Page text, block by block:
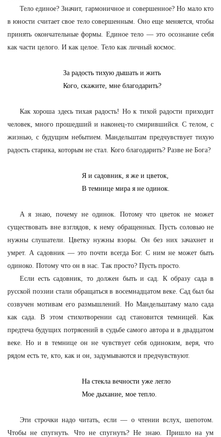
Тело единое? Значит, гармоничное и совершенное? Но мало кто
в юности считает свое тело совершенным. Оно еще меняется, чтобы
принять окончательные формы. Единое тело — это осознание себя
как части целого. И как целое. Тело как личный космос.
За радость тихую дышать и жить
Кого, скажите, мне благодарить?
Как хороша здесь тихая радость! Но к тихой радости приходит
человек, много прошедший и наконец-то смирившийся. С телом, с
жизнью, с будущим небытием. Мандельштам предчувствует тихую
радость старика, которым не стал. Кого благодарить? Разве не Бога?
Я и садовник, я же и цветок,
В темнице мира я не одинок.
А я знаю, почему не одинок. Потому что цветок не может
существовать вне взглядов, к нему обращенных. Пусть соловью не
нужны слушатели. Цветку нужны взоры. Он без них зачахнет и
умрет. А садовник — это почти всегда Бог. С ним не может быть
одиноко. Потому что он в нас. Так просто? Пусть просто.
Если есть садовник, то должен быть и сад. К образу сада в
русской поэзии стали обращаться в восемнадцатом веке. Сад был бы
созвучен мотивам его размышлений. Но Мандельштаму мало сада
как сада. В этом стихотворении сад становится темницей. Как
предтеча будущих потрясений в судьбе самого автора и в двадцатом
веке. Но и в темнице он не чувствует себя одиноким, веря, что
рядом есть те, кто, как и он, задумываются и предчувствуют.
На стекла вечности уже легло
Мое дыхание, мое тепло.
Эти строчки надо читать, если — о чтении вслух, шепотом.
Чтобы не спугнуть. Что не спугнуть? Не знаю. Пришло на ум